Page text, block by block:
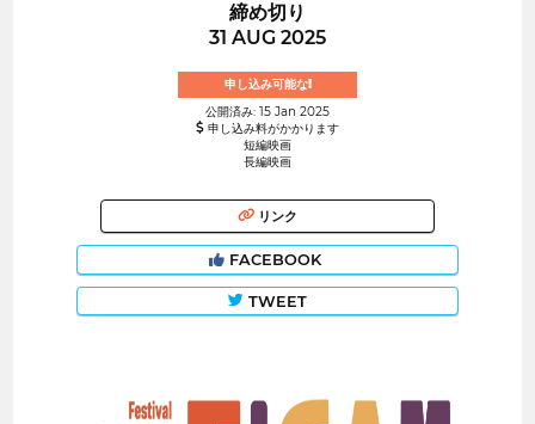
締め切り
31 AUG 2025
申し込み可能な!
公開済み: 15 Jan 2025
申し込み料がかかります
短編映画
長編映画
リンク
FACEBOOK
TWEET